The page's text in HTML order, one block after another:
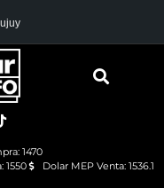
1470
1550
Dolar MEP Venta: 1536.1